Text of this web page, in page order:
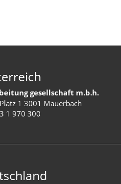
gesellschaft m.b.h.
1 3001 Mauerbach
1 970 300